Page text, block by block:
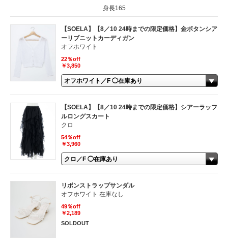
身長165
【SOELA】【8／10 24時までの限定価格】金ボタンシア
ーリブニットカーディガン
オフホワイト
22％off
￥3,850
【SOELA】【8／10 24時までの限定価格】シアーラッフ
ルロングスカート
クロ
54％off
￥3,960
リボンストラップサンダル
オフホワイト 在庫なし
49％off
￥2,189
SOLDOUT